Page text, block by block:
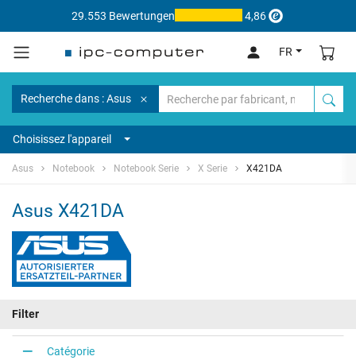
29.553 Bewertungen 4,86
FR
Recherche dans : Asus
Choisissez l'appareil
Asus Notebook Notebook Serie X Serie X421DA
Asus X421DA
Filter
Catégorie